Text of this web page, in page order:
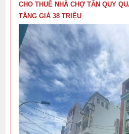
CHO THUÊ NHÀ CHỢ TÂN QUY
TẦNG GIÁ 38 TRIỆU